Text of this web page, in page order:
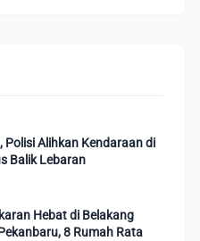
Polisi Alihkan Kendaraan di
Balik Lebaran
Hebat di Belakang
8 Rumah Rata